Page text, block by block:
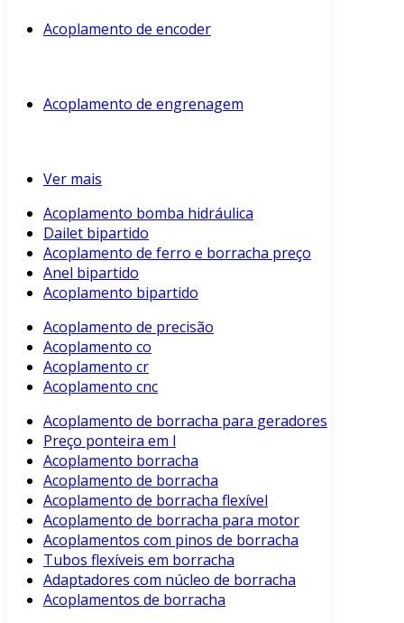
Acoplamento de encoder
Acoplamento de engrenagem
Ver mais
Acoplamento bomba hidráulica
Dailet bipartido
Acoplamento de ferro e borracha preço
Anel bipartido
Acoplamento bipartido
Acoplamento de precisão
Acoplamento co
Acoplamento cr
Acoplamento cnc
Acoplamento de borracha para geradores
Preço ponteira em l
Acoplamento borracha
Acoplamento de borracha
Acoplamento de borracha flexível
Acoplamento de borracha para motor
Acoplamentos com pinos de borracha
Tubos flexíveis em borracha
Adaptadores com núcleo de borracha
Acoplamentos de borracha